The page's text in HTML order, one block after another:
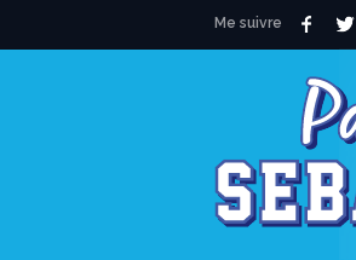
Me suivre